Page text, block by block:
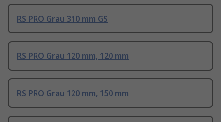
RS PRO Grau 310 mm GS
RS PRO Grau 120 mm, 120 mm
RS PRO Grau 120 mm, 150 mm